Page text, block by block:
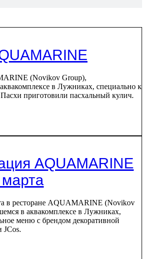
(Novikov Group),
в Лужниках, специально к
приготовили пасхальный кулич.
AQUAMARINE
в ресторане AQUAMARINE (Novikov
в аквакомплексе в Лужниках,
меню с брендом декоративной
JCos.